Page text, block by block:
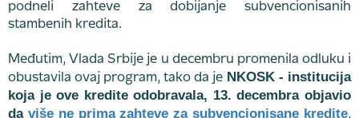
podneli zahteve za dobijanje subvencionisanih
stambenih kredita.
Međutim, Vlada Srbije je u decembru promenila odluku i
obustavila ovaj program, tako da je NKOSK - institucija
koja je ove kredite odobravala, 13. decembra objavio
da više ne prima zahteve za subvencionisane kredite,